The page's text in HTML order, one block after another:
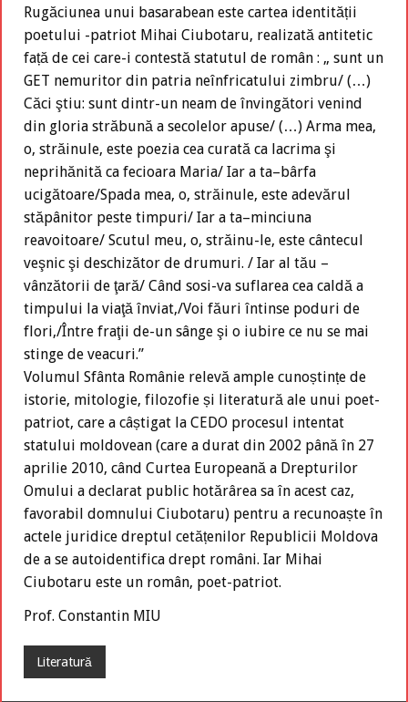
Rugăciunea unui basarabean este cartea identității
poetului -patriot Mihai Ciubotaru, realizată antitetic
față de cei care-i contestă statutul de român : „ sunt un
GET nemuritor din patria neînfricatului zimbru/ (…)
Căci ştiu: sunt dintr-un neam de învingători venind
din gloria străbună a secolelor apuse/ (…) Arma mea,
o, străinule, este poezia cea curată ca lacrima şi
neprihănită ca fecioara Maria/ Iar a ta–bârfa
ucigătoare/Spada mea, o, străinule, este adevărul
stăpânitor peste timpuri/ Iar a ta–minciuna
reavoitoare/ Scutul meu, o, străinu-le, este cântecul
veşnic şi deschizător de drumuri. / Iar al tău –
vânzătorii de ţară/ Când sosi-va suflarea cea caldă a
timpului la viaţă înviat,/Voi făuri întinse poduri de
flori,/Între fraţii de-un sânge şi o iubire ce nu se mai
stinge de veacuri.”
Volumul Sfânta Românie relevă ample cunoștințe de
istorie, mitologie, filozofie și literatură ale unui poet-
patriot, care a câștigat la CEDO procesul intentat
statului moldovean (care a durat din 2002 până în 27
aprilie 2010, când Curtea Europeană a Drepturilor
Omului a declarat public hotărârea sa în acest caz,
favorabil domnului Ciubotaru) pentru a recunoaște în
actele juridice dreptul cetățenilor Republicii Moldova
de a se autoidentifica drept români. Iar Mihai
Ciubotaru este un român, poet-patriot.
Prof. Constantin MIU
Literatură